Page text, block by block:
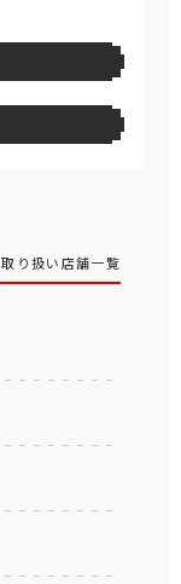
取り扱い店舗一覧